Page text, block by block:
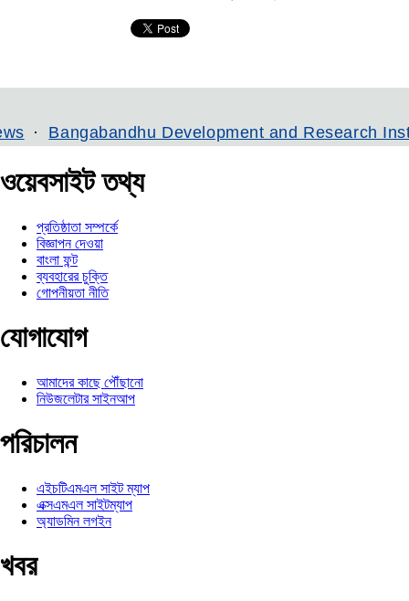
Development and Research Institute
ওয়েবসাইট তথ্য
প্রতিষ্ঠাতা সম্পর্কে
বিজ্ঞাপন দেওয়া
বাংলা ফন্ট
ব্যবহারের চুক্তি
গোপনীয়তা নীতি
যোগাযোগ
আমাদের কাছে পৌঁছানো
নিউজলেটার সাইনআপ
পরিচালন
এইচটিএমএল সাইট ম্যাপ
এক্সএমএল সাইটম্যাপ
অ্যাডমিন লগইন
খবর